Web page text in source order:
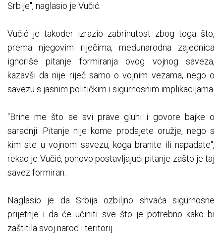
Srbije", naglasio je Vučić.
Vučić je također izrazio zabrinutost zbog toga što,
prema njegovim riječima, međunarodna zajednica
ignoriše pitanje formiranja ovog vojnog saveza,
kazavši da nije riječ samo o vojnim vezama, nego o
savezu s jasnim političkim i sigurnosnim implikacijama.
"Brine me što se svi prave gluhi i govore bajke o
saradnji. Pitanje nije kome prodajete oružje, nego s
kim ste u vojnom savezu, koga branite ili napadate",
rekao je Vučić, ponovo postavljajući pitanje zašto je taj
savez formiran.
Naglasio je da Srbija ozbiljno shvaća sigurnosne
prijetnje i da će učiniti sve što je potrebno kako bi
zaštitila svoj narod i teritorij.